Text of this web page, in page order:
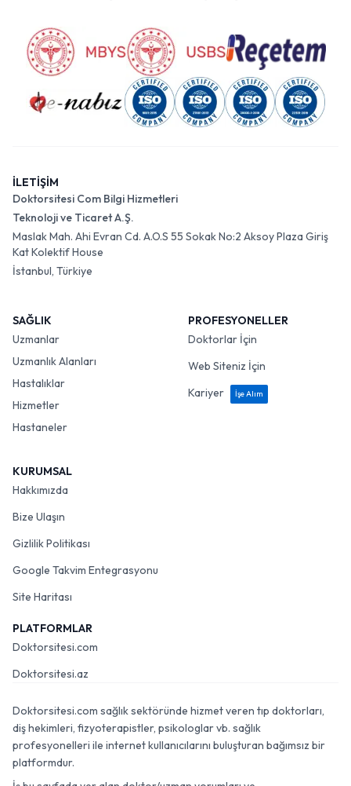
İLETİŞİM
Doktorsitesi Com Bilgi Hizmetleri
Teknoloji ve Ticaret A.Ş.
Maslak Mah. Ahi Evran Cd. A.O.S 55 Sokak No:2 Aksoy Plaza Giriş
Kat Kolektif House
İstanbul, Türkiye
SAĞLIK
Uzmanlar
Uzmanlık Alanları
Hastalıklar
Hizmetler
Hastaneler
PROFESYONELLER
Doktorlar İçin
Web Siteniz İçin
Kariyer
İşe Alım
KURUMSAL
Hakkımızda
Bize Ulaşın
Gizlilik Politikası
Google Takvim Entegrasyonu
Site Haritası
PLATFORMLAR
Doktorsitesi.com
Doktorsitesi.az
Doktorsitesi.com sağlık sektöründe hizmet veren tıp doktorları,
diş hekimleri, fizyoterapistler, psikologlar vb. sağlık
profesyonelleri ile internet kullanıcılarını buluşturan bağımsız bir
platformdur.